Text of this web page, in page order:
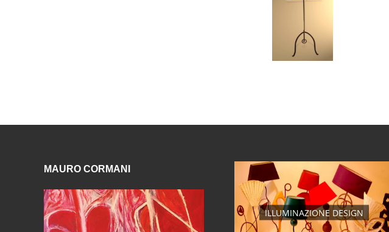
MAURO CORMANI
ILLUMINAZIONE DESIGN